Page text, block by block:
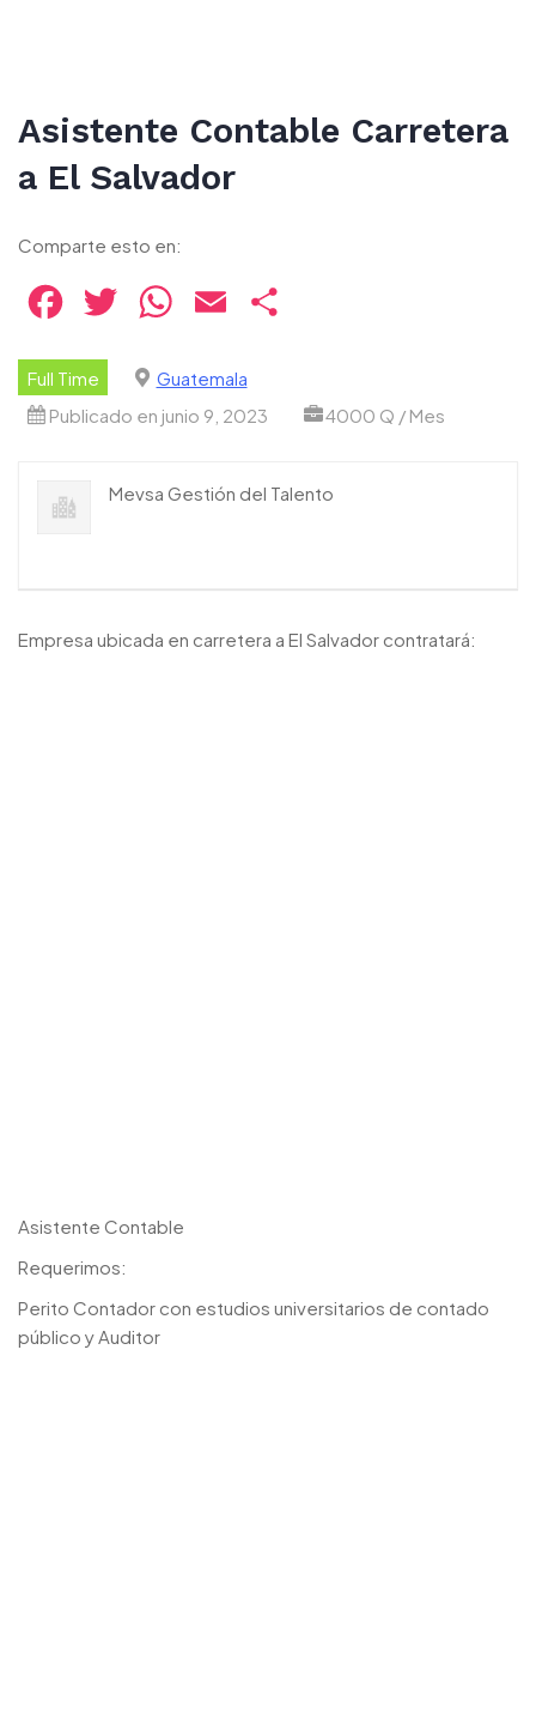
Asistente Contable Carretera
a El Salvador
Comparte esto en:
Facebook
Twitter WhatsApp
Email
Full Time
Guatemala
Publicado en junio 9, 2023
4000 Q / Mes
Mevsa Gestión del Talento
Empresa ubicada en carretera a El Salvador contratará:
Asistente Contable
Requerimos:
Perito Contador con estudios universitarios de contado
público y Auditor